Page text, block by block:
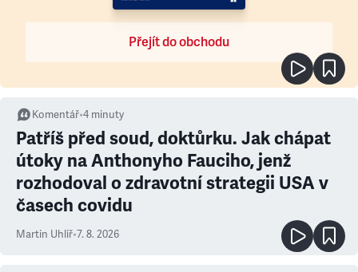
Přejít do obchodu
Komentář•4 minuty
Patříš před soud, doktůrku. Jak chápat
útoky na Anthonyho Fauciho, jenž
rozhodoval o zdravotní strategii USA v
časech covidu
Martin Uhlíř•7. 8. 2026